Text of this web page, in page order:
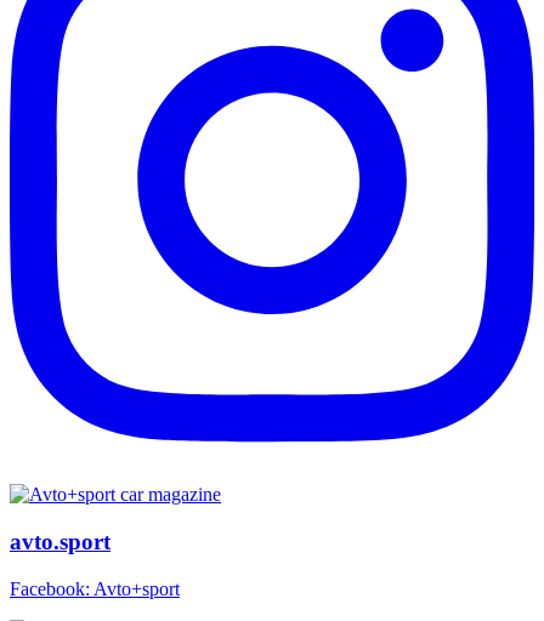
avto.sport
Facebook: Avto+sport